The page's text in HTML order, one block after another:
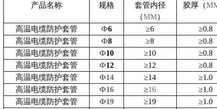
产品名称 规格 套管内径
（MM）
胶厚（
高温电缆防护套管 Ф6 ≥6 ≥0.8
高温电缆防护套管
Ф8 ≥8 ≥0.8
高温电缆防护套管
Ф10 ≥10 ≥0.8
高温电缆防护套管
Ф12 ≥12 ≥0.8
高温电缆防护套管
Ф14 ≥14 ≥1.0
高温电缆防护套管
Ф16 ≥16 ≥1.0
高温电缆防护套管
Ф19 ≥19 ≥1.0